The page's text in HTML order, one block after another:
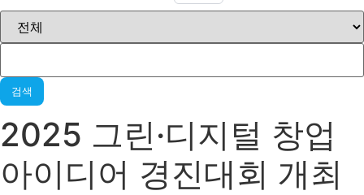
검색
2025 그린·디지털 창업
아이디어 경진대회 개최